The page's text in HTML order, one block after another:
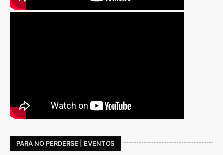
PARA NO PERDERSE | EVENTOS